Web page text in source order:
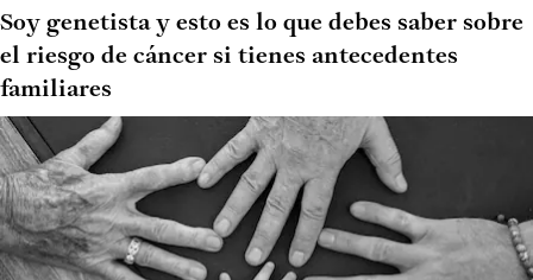
Soy genetista y esto es lo que debes saber sobre
el riesgo de cáncer si tienes antecedentes
familiares